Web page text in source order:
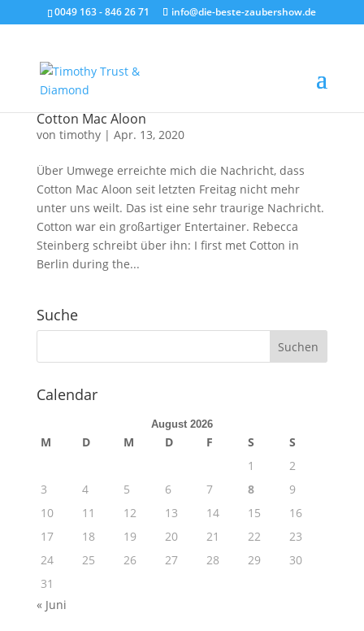
0049 163 - 846 26 71 info@die-beste-zaubershow.de
Cotton Mac Aloon
von timothy| Apr. 13, 2020
Über Umwege erreichte mich die Nachricht, dass
Cotton Mac Aloon seit letzten Freitag nicht mehr
unter uns weilt. Das ist eine sehr traurige Nachricht.
Cotton war ein großartiger Entertainer. Rebecca
Steinberg schreibt über ihn: I first met Cotton in
Berlin during the...
Suche
Calendar
August 2026
M D M D F S
S
1
2
3
4 5 6 7 8
9
10
11 12 13 14 15
16
17
18 19 20 21 22
23
24
25 26 27 28 29
30
31
« Juni